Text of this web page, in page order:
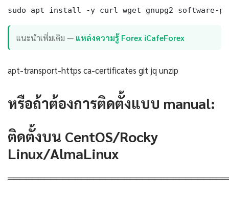
sudo apt install -y curl wget gnupg2 software-
แนะนำเพิ่มเติม — แหล่งความรู้ Forex iCafeForex
apt-transport-https ca-certificates git jq unzip
หรือถ้าต้องการติดตั้งแบบ manual:
ติดตั้งบน CentOS/Rocky
Linux/AlmaLinux